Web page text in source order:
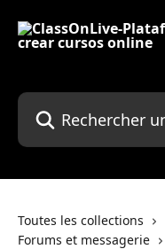
Rechercher un article...
Toutes les collections
Forums et messagerie